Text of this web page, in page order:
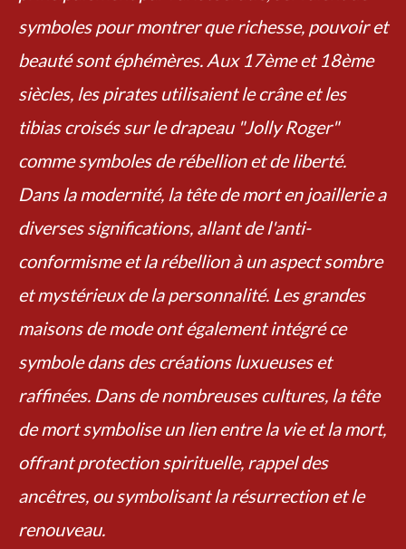
symboles pour montrer que richesse, pouvoir et
beauté sont éphémères. Aux 17ème et 18ème
siècles, les pirates utilisaient le crâne et les
tibias croisés sur le drapeau "Jolly Roger"
comme symboles de rébellion et de liberté.
Dans la modernité, la tête de mort en joaillerie a
diverses significations, allant de l'anti-
conformisme et la rébellion à un aspect sombre
et mystérieux de la personnalité. Les grandes
maisons de mode ont également intégré ce
symbole dans des créations luxueuses et
raffinées. Dans de nombreuses cultures, la tête
de mort symbolise un lien entre la vie et la mort,
offrant protection spirituelle, rappel des
ancêtres, ou symbolisant la résurrection et le
renouveau.